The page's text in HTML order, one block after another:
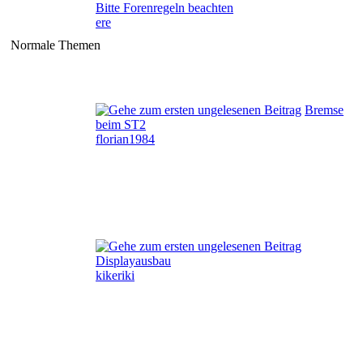
Bitte Forenregeln beachten
ere
Normale Themen
Bremse
beim ST2
florian1984
Displayausbau
kikeriki